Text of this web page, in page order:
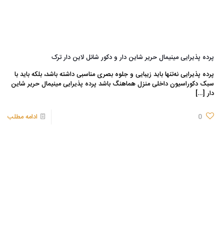
پرده پذیرایی مینیمال حریر شاین دار و دکور شانل لاین دار ترک
پرده پذیرایی نه‌تنها باید زیبایی و جلوه بصری مناسبی داشته باشد، بلکه باید با
سبک دکوراسیون داخلی منزل هماهنگ باشد پرده پذیرایی مینیمال حریر شاین
دار […]
0 ادامه مطلب